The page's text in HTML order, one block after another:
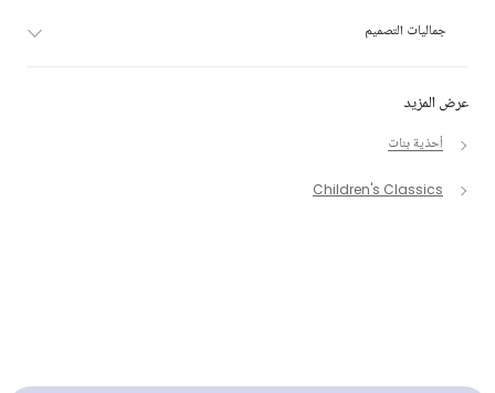
عرض المزيد
أحذية بنات
Children's Classics
جماليات التصميم